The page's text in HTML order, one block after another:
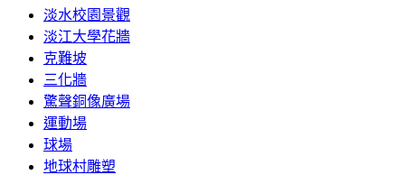
淡水校園景觀
淡江大學花牆
克難坡
三化牆
驚聲銅像廣場
運動場
球場
地球村雕塑